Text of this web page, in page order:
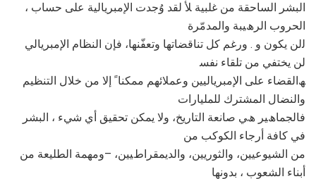
، اﻟﺒﺸﺮ اﻟﺴﺎﺣﻘﺔ ﻣﻦ ﻏﻠﺒﯿﺔ ﻸ ﻟﻘﺪ وُﺟﺪت اﻹﻣﺒﺮﯾﺎﻟﯿﺔ ﻋﻠﻰ ﺣﺴﺎب
اﻟﺤﺮوب اﻟﺮھﯿﺒﺔ واﻟﻤﺪﻣّﺮة
ﻟﻟﻦ ﯾﻜﻮن و . ورﻏﻢ ﻛﻞ ﺗﻨﺎﻗﻀﺎﺗﮭﺎ وﺗﻌﻔّﻨﮭﺎ، ﻓﺈن اﻟﻨﻈﺎم اﻹﻣﺒﺮﯾﺎﻟﻲ
ﻟﻦ ﯾﺨﺘﻔﻲ ﻣﻦ ﺗﻠﻘﺎء ﻧﻔﺴ
ﮫاﻟﻘﻀﺎء ﻋﻠﻰ اﻹﻣﺒﺮﯾﺎﻟﯿﯿﻦ وﻋﻤﻼﺋﮭﻢ ﻣﻤﻜﻨﺎ ً إﻻ ﻣﻦ ﺧﻼل اﻟﺘﻨﻈﯿﻢ
واﻟﻨﻀﺎل اﻟﻤﺸﺘﺮك ﻟﻠﻤﻠﯿﺎرات
ﻓﺎﻟﺠﻤﺎھﯿﺮ ھﻲ ﺻﺎﻧﻌﺔ اﻟﺘﺎرﯾﺦ، وﻻ ﯾﻤﻜﻦ ﺗﺤﻘﯿﻖ أي ﺷﻲء ، اﻟﺒﺸﺮ
ﻓﻲ ﻛﺎﻓﺔ أرﺟﺎء اﻟﻜﻮﻛﺐ ﻣﻦ
ﻣﻦ اﻟﺸﯿﻮﻋﯿﯿﻦ، واﻟﺜﻮرﯾﯿﻦ، واﻟﺪﯾﻤﻘﺮاطﯿﯿﻦ، –وﻣﮭﻤﺔ اﻟﻄﻠﯿﻌﺔ ﻣﻦ
أﺑﻨﺎء اﻟﺸﻌﻮب ، ﺑﺪوﻧﮭﺎ